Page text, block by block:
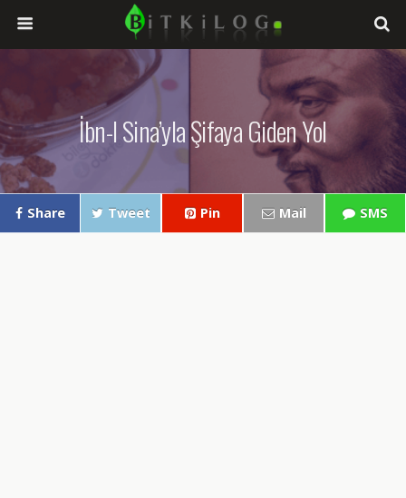
İbn-I Sina’yla Şifaya Giden Yol
Share Tweet Pin Mail SMS